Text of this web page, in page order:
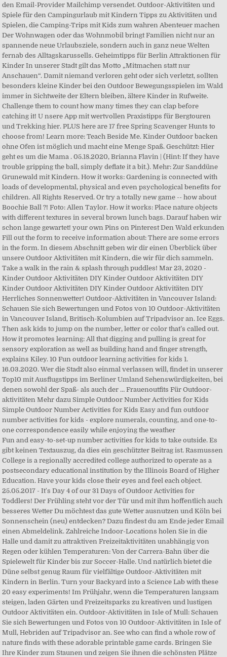
Fun and easy-to-set-up number activities for kids to take outside. Es
gibt keinen Textauszug, da dies ein geschützter Beitrag ist. Rasmussen
College is a regionally accredited college authorized to operate as a
postsecondary educational institution by the Illinois Board of Higher
Education. Have your kids close their eyes and feel each object.
25.05.2017 - It's Day 4 of our 31 Days of Outdoor Activities for
Toddlers! Der Frühling steht vor der Tür und mit ihm hoffentlich auch
besseres Wetter Du möchtest das gute Wetter ausnutzen und Köln bei
Sonnenschein (neu) entdecken? Dazu findest du am Ende jeder Email
einen Abmeldelink. Zahlreiche Indoor-Locations holen Sie in die
Halle und damit zu attraktiven Freizeitaktivitäten unabhängig von
Regen oder kühlen Temperaturen: Von der Carrera-Bahn über die
Spielewelt für Kinder bis zur Soccer-Halle. Und natürlich bietet die
Düne selbst genug Raum für vielfältige Outdoor-Aktivitäten mit
Kindern in Berlin. Turn your Backyard into a Science Lab with these
20 easy experiments! Im Frühjahr, wenn die Temperaturen langsam
steigen, laden Gärten und Freizeitsparks zu kreativen und lustigen
Outdoor Aktivitäten ein. Outdoor-Aktivitäten in Isle of Mull: Schauen
Sie sich Bewertungen und Fotos von 10 Outdoor-Aktivitäten in Isle of
Mull, Hebriden auf Tripadvisor an. See who can find a whole row of
nature finds with these adorable printable game cards. Bringen Sie
Ihre Kinder zum Staunen und zeigen Sie ihnen die schönsten Plätze